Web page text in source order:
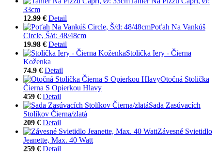
33cm
12.99 € Detail
Poťah Na Vankúš
Circle, Š/d: 48/48cm
19.98 € Detail
Stolička Iery - Čierna
Koženka
74.9 € Detail
Otočná Stolička
Čierna S Opierkou Hlavy
459 € Detail
Sada Zasúvacích
Stolíkov Čierna/zlatá
209 € Detail
Závesné Svietidlo
Jeanette, Max. 40 Watt
259 € Detail